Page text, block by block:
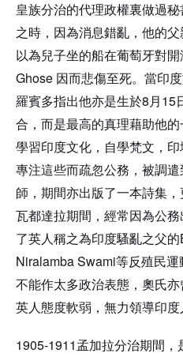
皇族分治的代理政權裏做過
之時，因為消息錯亂，他的父
以為兒子坐的船在葡萄牙對
Ghose 因而悲傷至死。當印
羅賓多指出他亦是生於8 月 15
合，而是最高的真理藉助他
學習印度文化，自學梵文，
專注這些而疏忽公務，被調遣
師，期間亦出版了一本詩集
瓦都達拉期間，經常因為公
了英人稱之為印度騷亂之父的
Niralamba Swami等反殖民運
不能作太多政治表態，奧氏
英人態度軟弱，無力領導印度
1905-1911 孟加拉分治期間，